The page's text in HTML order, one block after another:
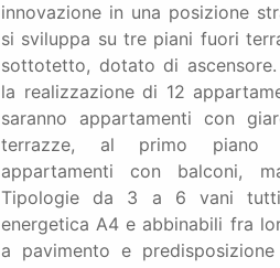
innovazione in una posizione
si sviluppa su tre piani fuori
sottotetto, dotato di
la realizzazione di 12
saranno appartamenti con
terrazze, al primo piano
appartamenti con balconi,
Tipologie da 3 a 6 vani
energetica A4 e abbinabili fra
a pavimento e